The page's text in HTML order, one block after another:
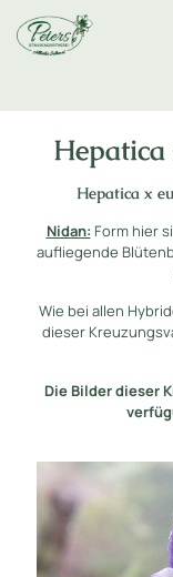
Hepatica x
Nidan: Form hier
aufliegende
Wie bei allen
dieser
Die Bilder dieser